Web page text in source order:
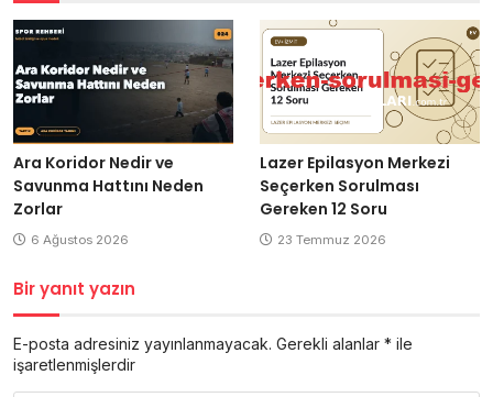
Ara Koridor Nedir ve
Savunma Hattını Neden
Zorlar
6 Ağustos 2026
Lazer Epilasyon Merkezi
Seçerken Sorulması
Gereken 12 Soru
23 Temmuz 2026
Bir yanıt yazın
E-posta adresiniz yayınlanmayacak. Gerekli alanlar * ile
işaretlenmişlerdir